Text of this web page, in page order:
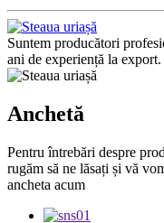
Suntem producători
ani de experiență la export.
Anchetă
Pentru întrebări despre
rugăm să ne lăsați și vă
ancheta acum